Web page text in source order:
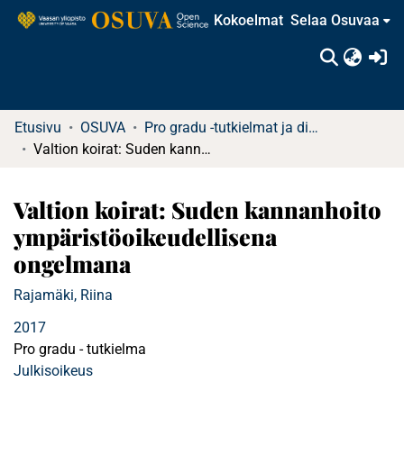
Kokoelmat Selaa Osuvaa
Etusivu OSUVA
Pro gradu -tutkielmat ja diplomityöt (rajattu saatavuus)
Valtion koirat: Suden kannanhoito ympäristöoikeudellisena ongelmana
Valtion koirat: Suden kannanhoito
ympäristöoikeudellisena
ongelmana
Rajamäki, Riina
2017
Pro gradu - tutkielma
Julkisoikeus